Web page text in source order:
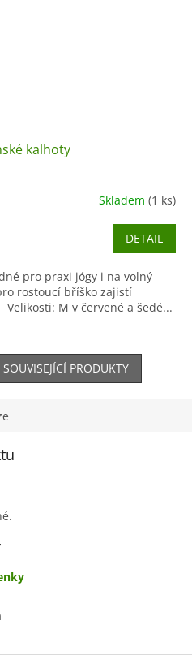
kalhoty
Skladem (1 ks)
DETAIL
pro praxi jógy i na volný
rostoucí bříško zajistí
M v červené a šedé...
PRODUKTY